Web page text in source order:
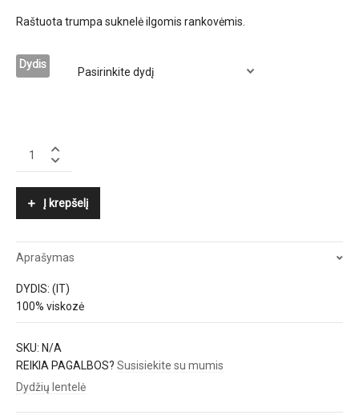
Raštuota trumpa suknelė ilgomis rankovėmis.
Dydis
PATRIZIA
PEPE
Į krepšelį
Aprašymas
DYDIS: (IT)
100% viskozė
SKU: N/A
REIKIA PAGALBOS? Susisiekite su mumis
Dydžių lentelė